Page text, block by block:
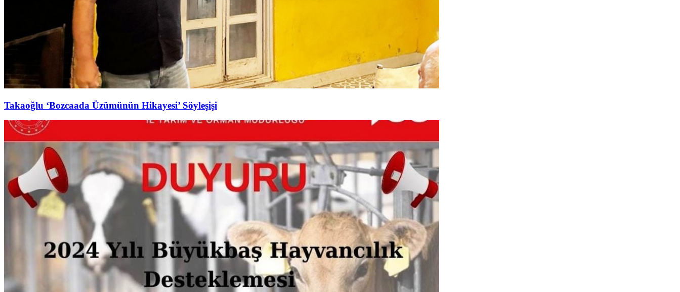
Takaoğlu ‘Bozcaada Üzümünün Hikayesi’ Söyleşişi